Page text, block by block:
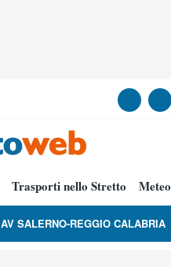
Trasporti nello Stretto Meteo
AV SALERNO-REGGIO CALABRIA